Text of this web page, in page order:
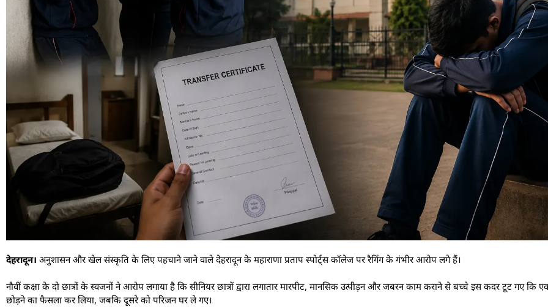
देहरादून। अनुशासन और खेल संस्कृति के लिए पहचाने जाने वाले देहरादून के महाराणा प्रताप स्पोर्ट्स कॉलेज पर रैगिंग के गंभीर आरोप लगे हैं।
नौवीं कक्षा के दो छात्रों के स्वजनों ने आरोप लगाया है कि सीनियर छात्रों द्वारा लगातार मारपीट, मानसिक उत्पीड़न और जबरन काम कराने से बच्चे इस कदर टूट गए कि
छोड़ने का फैसला कर लिया, जबकि दूसरे को परिजन घर ले गए।